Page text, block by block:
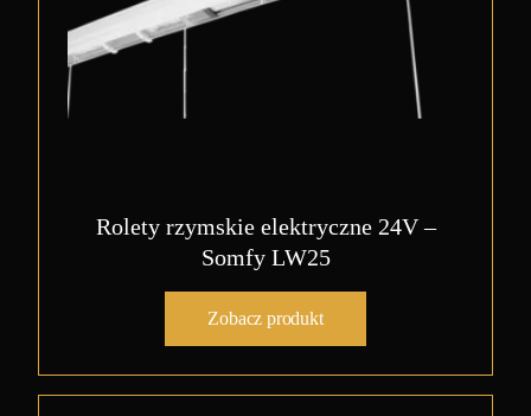
Rolety rzymskie elektryczne 24V –
Somfy LW25
Zobacz produkt